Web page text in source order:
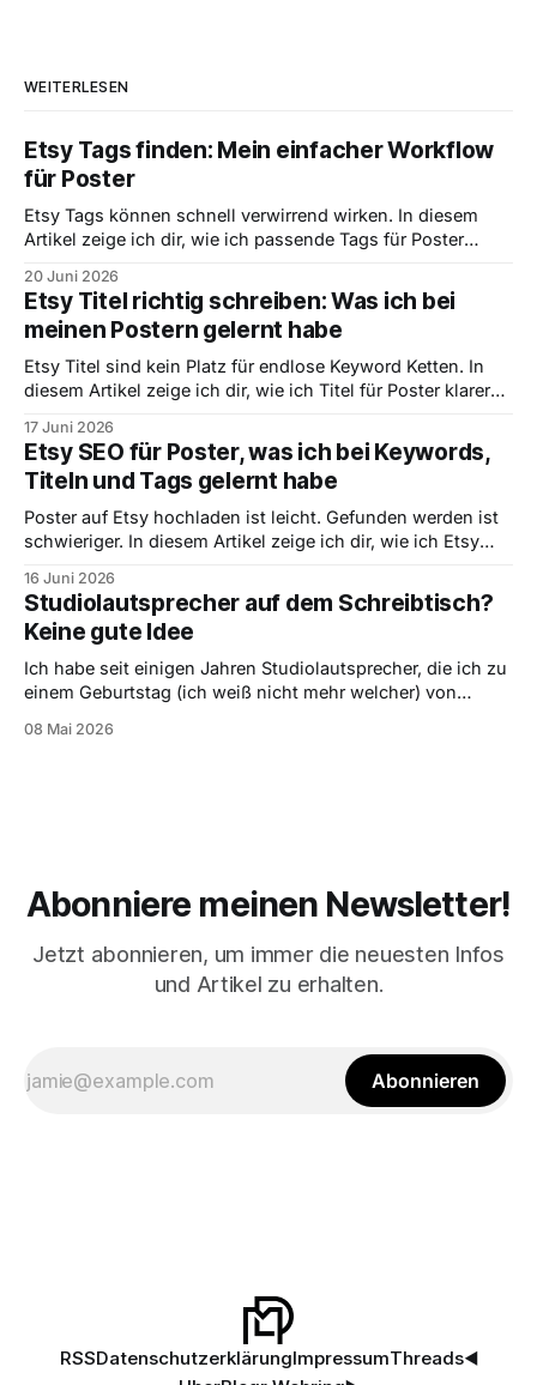
WEITERLESEN
Etsy Tags finden: Mein einfacher Workflow
für Poster
Etsy Tags können schnell verwirrend wirken. In diesem
Artikel zeige ich dir, wie ich passende Tags für Poster
schöne Wörter und wie ich aus einem Motiv sinnvolle Tag
Ideen ableite.
20 Juni 2026
Etsy Titel richtig schreiben: Was ich bei
meinen Postern gelernt habe
Etsy Titel sind kein Platz für endlose Keyword Ketten. In
diesem Artikel zeige ich dir, wie ich Titel für Poster klarer
verständliche Titel oft besser sind als künstlich optimierte.
17 Juni 2026
Etsy SEO für Poster, was ich bei Keywords,
Titeln und Tags gelernt habe
Poster auf Etsy hochladen ist leicht. Gefunden werden ist
schwieriger. In diesem Artikel zeige ich dir, wie ich Etsy
und worauf ich bei Titeln, Tags und Produktbildern achte.
16 Juni 2026
Studiolautsprecher auf dem Schreibtisch?
Keine gute Idee
Ich habe seit einigen Jahren Studiolautsprecher, die ich zu
einem Geburtstag (ich weiß nicht mehr welcher) von
einige Jahre her sein, da sie damals in meinem Zimmer
08 Mai 2026
Abonniere meinen Newsletter!
Jetzt abonnieren, um immer die neuesten Infos
und Artikel zu erhalten.
Abonnieren
RSSDatenschutzerklärungImpressumThreads◀️